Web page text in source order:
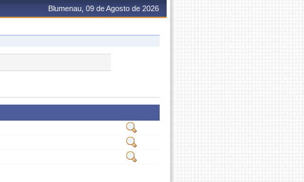
Blumenau, 09 de Agosto de 2026